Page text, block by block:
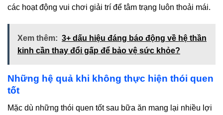
các hoạt động vui chơi giải trí để tâm trạng luôn thoải mái.
Xem thêm: 3+ dấu hiệu đáng báo động về hệ thần
kinh cần thay đổi gấp để bảo vệ sức khỏe?
Những hệ quả khi không thực hiện thói quen
tốt
Mặc dù những thói quen tốt sau bữa ăn mang lại nhiều lợi